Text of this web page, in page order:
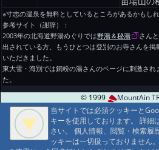
※寸志の温泉を無料としているところがあるかもしれ
参考サイト（謝辞）：
2003年の北海道野湯めぐりでは野湯＆秘湯
さん
出されている方、もうひとつは登別のお寺さんを
いただきました。
東大雪・海別では銅粉の湯さんのページに刺激さ
た。
当サイトでは必須クッキーと
キーを使用しております。 詳細
さい。 個人情報、閲覧・検索履
ッキーは一切扱っておりません
© 1999 MountAin
当サイトでは必須クッキーと
キーを使用しております。 詳細
さい。 個人情報、閲覧・検索履
ッキーは一切扱っておりません